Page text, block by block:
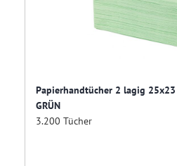
Papierhandtücher 2 lagig 25x23
GRÜN
3.200 Tücher